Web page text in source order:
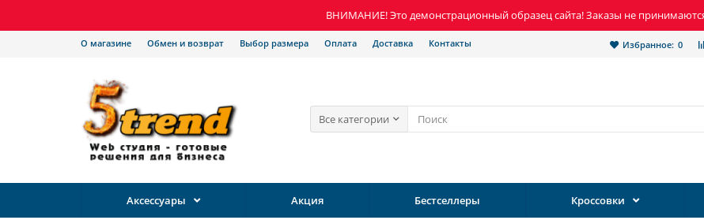
ВНИМАНИЕ! Это демонстрационный образец сайта! Заказы не
Избранное: 0
О магазине Обмен и возврат Выбор размера Оплата Доставка Контакты
Все категории
Аксессуары Акция Бестселлеры Кроссовки